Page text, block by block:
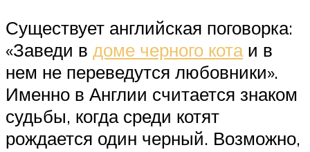
Существует английская поговорка:
«Заведи в доме черного котаи в
нем не переведутся любовники».
Именно в Англии считается знаком
судьбы, когда среди котят
рождается один черный. Возможно,